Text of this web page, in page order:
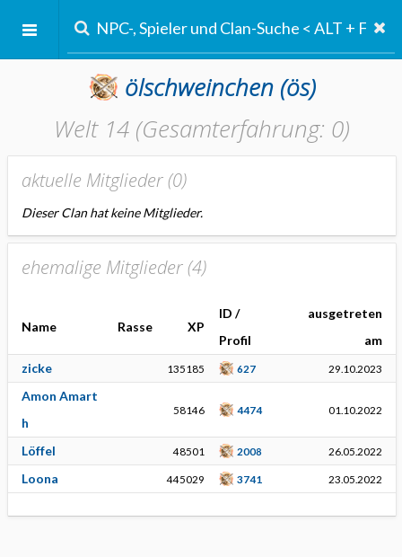
ölschweinchen(ös)
Welt 14 (Gesamterfahrung: 0)
aktuelle Mitglieder (0)
Dieser Clan hat keine Mitglieder.
ehemalige Mitglieder (4)
Name Rasse XP
ID /
Profil
ausgetreten
am
zicke
135185 627 29.10.2023
Amon Amart
h
58146 4474 01.10.2022
Löffel 48501 2008 26.05.2022
Loona 445029 3741 23.05.2022